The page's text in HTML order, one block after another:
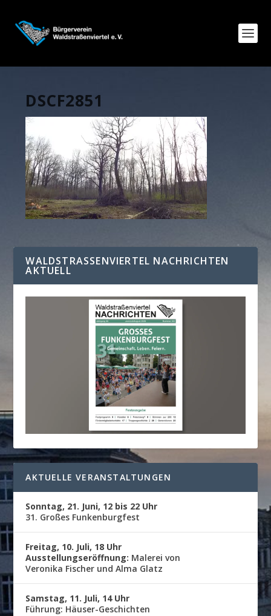
DSCF2851
WALDSTRASSENVIERTEL NACHRICHTEN A
KTUELL
AKTUELLE VERANSTALTUNGEN
Sonntag, 21. Juni, 12 bis 22 Uhr
31. Großes Funkenburgfest
Freitag, 10. Juli, 18 Uhr
Ausstellungseröffnung: Malerei von
Veronika Fischer und Alma Glatz
Samstag, 11. Juli, 14 Uhr
Führung: Häuser-Geschichten